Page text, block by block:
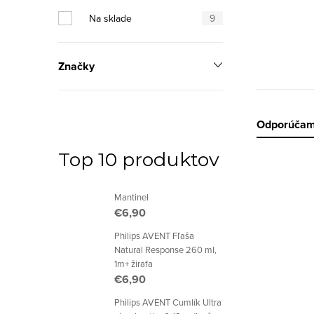
a
n
Na sklade 9
Značky
Top 10 produktov
Mantinel
€6,90
Philips AVENT Fľaša
Natural Response 260 ml,
1m+ žirafa
€6,90
Philips AVENT Cumlík Ultra
R